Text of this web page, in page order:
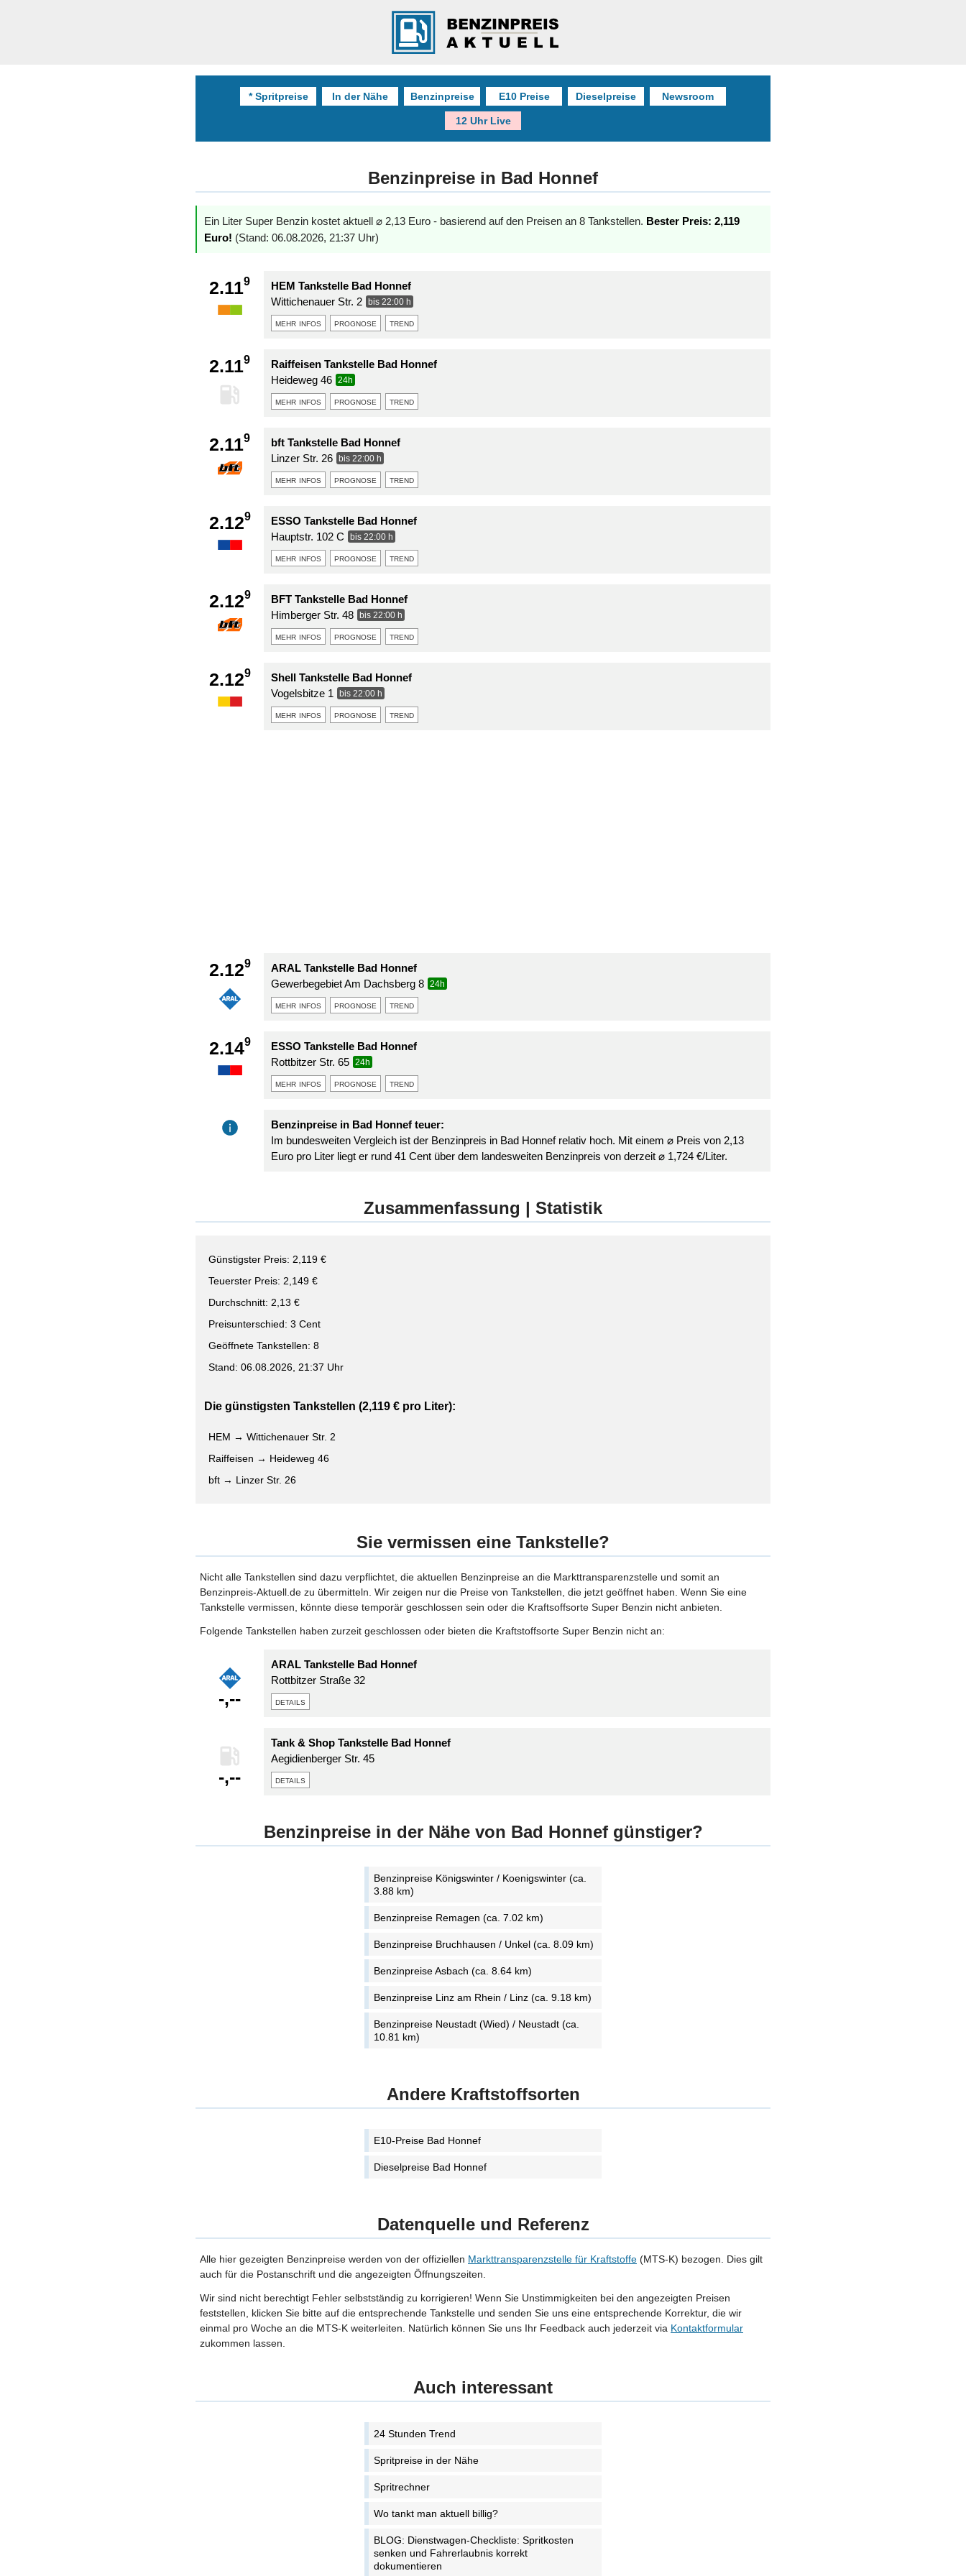
* Spritpreise In der Nähe Benzinpreise E10 Preise Dieselpreise Newsroom
12 Uhr Live
Benzinpreise in Bad Honnef
Ein Liter Super Benzin kostet aktuell ⌀ 2,13 Euro - basierend auf den Preisen an 8 Tankstellen. Bester Preis: 2,119
Euro! (Stand: 06.08.2026, 21:37 Uhr)
2.119
HEM Tankstelle Bad Honnef
Wittichenauer Str. 2
bis 22:00 h
mehr infos prognose trend
2.119
Raiffeisen Tankstelle Bad Honnef
Heideweg 46
24h
mehr infos prognose trend
2.119
bft Tankstelle Bad Honnef
Linzer Str. 26
bis 22:00 h
mehr infos prognose trend
2.129
ESSO Tankstelle Bad Honnef
Hauptstr. 102 C
bis 22:00 h
mehr infos prognose trend
2.129
BFT Tankstelle Bad Honnef
Himberger Str. 48
bis 22:00 h
mehr infos prognose trend
2.129
Shell Tankstelle Bad Honnef
Vogelsbitze 1
bis 22:00 h
mehr infos prognose trend
2.129
ARAL Tankstelle Bad Honnef
Gewerbegebiet Am Dachsberg 8
24h
mehr infos prognose trend
2.149
ESSO Tankstelle Bad Honnef
Rottbitzer Str. 65
24h
mehr infos prognose trend
Benzinpreise in Bad Honnef teuer:
Im bundesweiten Vergleich ist der Benzinpreis in Bad Honnef relativ hoch. Mit einem ⌀ Preis von 2,13
Euro pro Liter liegt er rund 41 Cent über dem landesweiten Benzinpreis von derzeit ⌀ 1,724 €/Liter.
Zusammenfassung | Statistik
Günstigster Preis: 2,119 €
Teuerster Preis: 2,149 €
Durchschnitt: 2,13 €
Preisunterschied: 3 Cent
Geöffnete Tankstellen: 8
Stand: 06.08.2026, 21:37 Uhr
Die günstigsten Tankstellen (2,119 € pro Liter):
HEM → Wittichenauer Str. 2
Raiffeisen → Heideweg 46
bft → Linzer Str. 26
Sie vermissen eine Tankstelle?
Nicht alle Tankstellen sind dazu verpflichtet, die aktuellen Benzinpreise an die Markttransparenzstelle und somit an
Benzinpreis-Aktuell.de zu übermitteln. Wir zeigen nur die Preise von Tankstellen, die jetzt geöffnet haben. Wenn Sie eine
Tankstelle vermissen, könnte diese temporär geschlossen sein oder die Kraftsoffsorte Super Benzin nicht anbieten.
Folgende Tankstellen haben zurzeit geschlossen oder bieten die Kraftstoffsorte Super Benzin nicht an:
-,--
ARAL Tankstelle Bad Honnef
Rottbitzer Straße 32
details
-,--
Tank & Shop Tankstelle Bad Honnef
Aegidienberger Str. 45
details
Benzinpreise in der Nähe von Bad Honnef günstiger?
Benzinpreise Königswinter / Koenigswinter (ca.
3.88 km)
Benzinpreise Remagen (ca. 7.02 km)
Benzinpreise Bruchhausen / Unkel (ca. 8.09 km)
Benzinpreise Asbach (ca. 8.64 km)
Benzinpreise Linz am Rhein / Linz (ca. 9.18 km)
Benzinpreise Neustadt (Wied) / Neustadt (ca.
10.81 km)
Andere Kraftstoffsorten
E10-Preise Bad Honnef
Dieselpreise Bad Honnef
Datenquelle und Referenz
Alle hier gezeigten Benzinpreise werden von der offiziellen Markttransparenzstelle für Kraftstoffe (MTS-K) bezogen. Dies gilt
auch für die Postanschrift und die angezeigten Öffnungszeiten.
Wir sind nicht berechtigt Fehler selbstständig zu korrigieren! Wenn Sie Unstimmigkeiten bei den angezeigten Preisen
feststellen, klicken Sie bitte auf die entsprechende Tankstelle und senden Sie uns eine entsprechende Korrektur, die wir
einmal pro Woche an die MTS-K weiterleiten. Natürlich können Sie uns Ihr Feedback auch jederzeit via Kontaktformular
zukommen lassen.
Auch interessant
24 Stunden Trend
Spritpreise in der Nähe
Spritrechner
Wo tankt man aktuell billig?
BLOG: Dienstwagen-Checkliste: Spritkosten
senken und Fahrerlaubnis korrekt
dokumentieren